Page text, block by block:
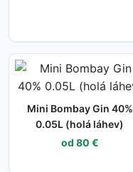
Mini Bombay Gin 40%
0.05L (holá láhev)
od 80 €